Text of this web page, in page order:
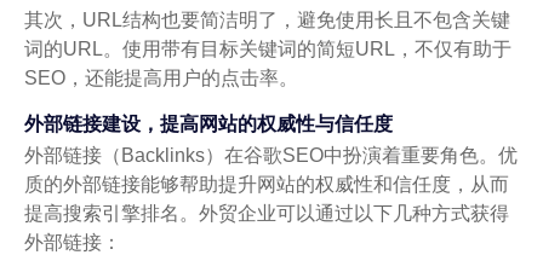
其次，URL结构也要简洁明了，避免使用长且不包含关键
词的URL。使用带有目标关键词的简短URL，不仅有助于
SEO，还能提高用户的点击率。
外部链接建设，提高网站的权威性与信任度
外部链接（Backlinks）在谷歌SEO中扮演着重要角色。优
质的外部链接能够帮助提升网站的权威性和信任度，从而
提高搜索引擎排名。外贸企业可以通过以下几种方式获得
外部链接：